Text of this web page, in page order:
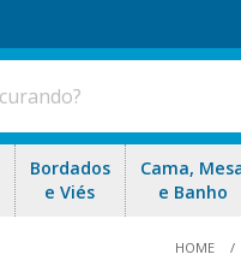
Bordados
e Viés
Cama,
e Banho
HOME